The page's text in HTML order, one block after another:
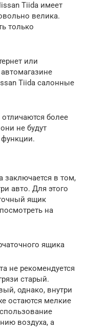
Tiida имеет
велика.
только
или
Tiida салонные
более
не будут
заключается в том,
авто. Для этого
ящик
на
ящика
не рекомендуется
старый.
однако, внутри
остаются мелкие
воздуха, а